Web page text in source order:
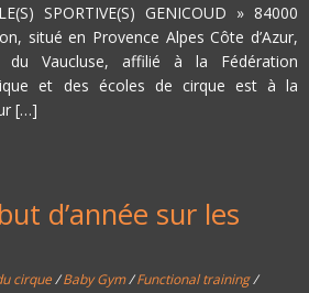
SPORTIVE(S) GENICOUD » 84000
situé en Provence Alpes Côte d’Azur,
du Vaucluse, affilié à la Fédération
et des écoles de cirque est à la
[…]
d’année sur les
cirque/Baby Gym/Functional training/